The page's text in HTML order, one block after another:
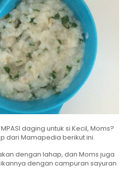
daging untuk si Kecil, Moms?
dari Mamapedia berikut ini.
dengan lahap, dan Moms juga
dengan campuran sayuran